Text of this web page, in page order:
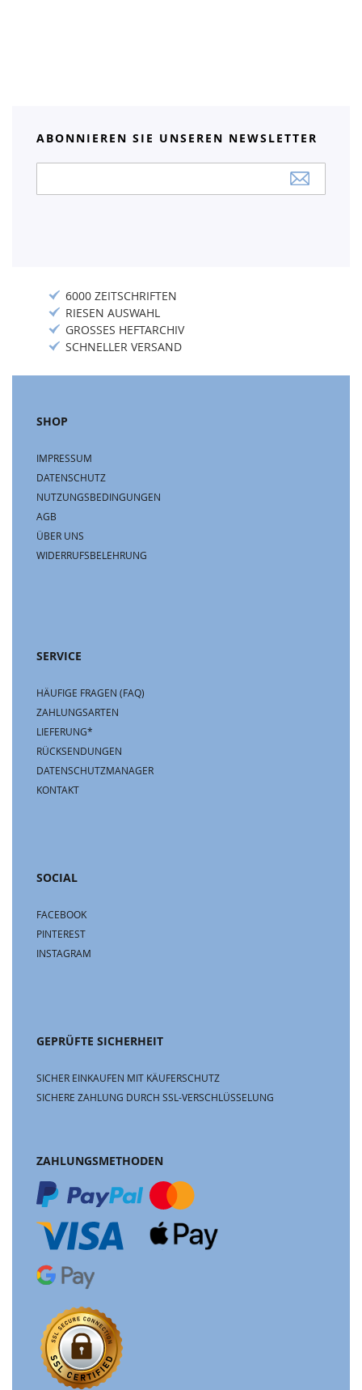
ABONNIEREN SIE UNSEREN NEWSLETTER
Newsletter:
6000 ZEITSCHRIFTEN
RIESEN AUSWAHL
GROSSES HEFTARCHIV
SCHNELLER VERSAND
SHOP
IMPRESSUM
DATENSCHUTZ
NUTZUNGSBEDINGUNGEN
AGB
ÜBER UNS
WIDERRUFSBELEHRUNG
SERVICE
HÄUFIGE FRAGEN (FAQ)
ZAHLUNGSARTEN
LIEFERUNG*
RÜCKSENDUNGEN
DATENSCHUTZMANAGER
KONTAKT
SOCIAL
FACEBOOK
PINTEREST
INSTAGRAM
GEPRÜFTE SICHERHEIT
SICHER EINKAUFEN MIT KÄUFERSCHUTZ
SICHERE ZAHLUNG DURCH SSL-VERSCHLÜSSELUNG
ZAHLUNGSMETHODEN